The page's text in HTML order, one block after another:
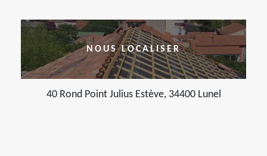
NOUS LOCALISER
40 Rond Point Julius Estève, 34400 Lunel